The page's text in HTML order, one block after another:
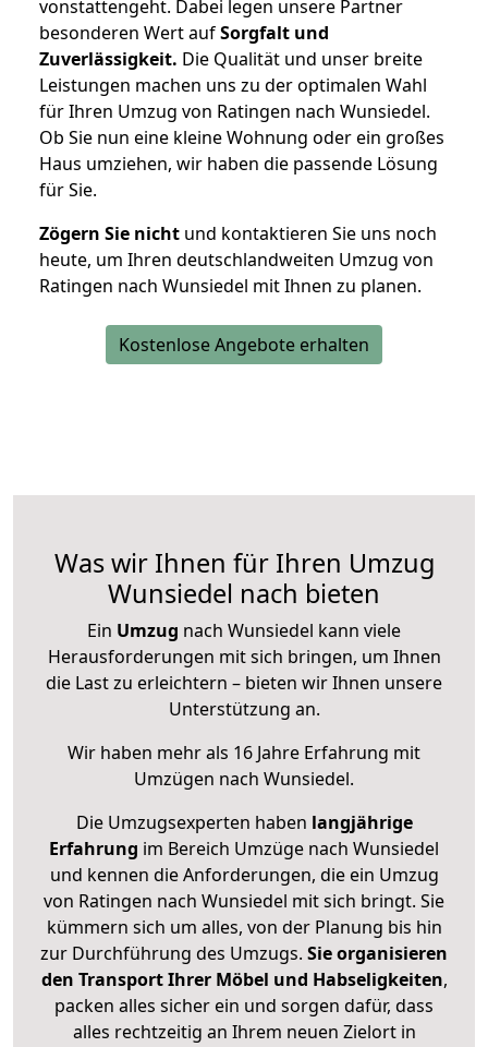
vonstattengeht. Dabei legen unsere Partner
besonderen Wert aufSorgfalt und
Zuverlässigkeit. Die Qualität und unser breite
Leistungen machen uns zu der optimalen Wahl
für Ihren Umzug von Ratingen nach Wunsiedel.
Ob Sie nun eine kleine Wohnung oder ein großes
Haus umziehen, wir haben die passende Lösung
für Sie.
Zögern Sie nicht und kontaktieren Sie uns noch
heute, um Ihren deutschlandweiten Umzug von
Ratingen nach Wunsiedel mit Ihnen zu planen.
Kostenlose Angebote erhalten
Was wir Ihnen für Ihren Umzug
Wunsiedel nach bieten
Ein Umzug nach Wunsiedel kann viele
Herausforderungen mit sich bringen, um Ihnen
die Last zu erleichtern – bieten wir Ihnen unsere
Unterstützung an.
Wir haben mehr als 16 Jahre Erfahrung mit
Umzügen nach Wunsiedel.
Die Umzugsexperten haben langjährige
Erfahrung im Bereich Umzüge nach Wunsiedel
und kennen die Anforderungen, die ein Umzug
von Ratingen nach Wunsiedel mit sich bringt. Sie
kümmern sich um alles, von der Planung bis hin
zur Durchführung des Umzugs. Sie organisieren
den Transport Ihrer Möbel und Habseligkeiten,
packen alles sicher ein und sorgen dafür, dass
alles rechtzeitig an Ihrem neuen Zielort in